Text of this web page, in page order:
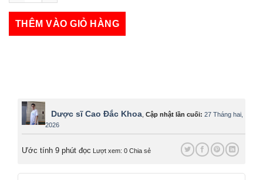
THÊM VÀO GIỎ HÀNG
Dược sĩ Cao Đắc Khoa Cập nhật lần cuối: 27 Tháng hai,
2026
Ước tính 9 phút đọc Lượt xem: 0 Chia sẻ